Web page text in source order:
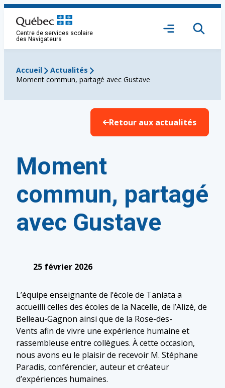
Aller
contenu
Centre de services scolaire
des Navigateurs
Ouvrir
Accueil
Actualités
Moment commun, partagé avec Gustave
Retour aux actualités
Moment
commun, partagé
avec Gustave
25 février 2026
L’équipe enseignante de l’école de Taniata a
accueilli celles des écoles de la Nacelle, de l’Alizé, de
Belleau-Gagnon ainsi que de la Rose-des-
Vents afin de vivre une expérience humaine et
rassembleuse entre collègues. À cette occasion,
nous avons eu le plaisir de recevoir M. Stéphane
Paradis, conférencier, auteur et créateur
d’expériences humaines.